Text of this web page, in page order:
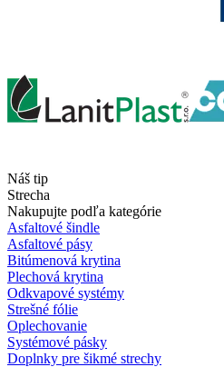
Náš tip
Strecha
Nakupujte podľa kategórie
Asfaltové šindle
Asfaltové pásy
Bitúmenová krytina
Plechová krytina
Odkvapové systémy
Strešné fólie
Oplechovanie
Systémové pásky
Doplnky pre šikmé strechy